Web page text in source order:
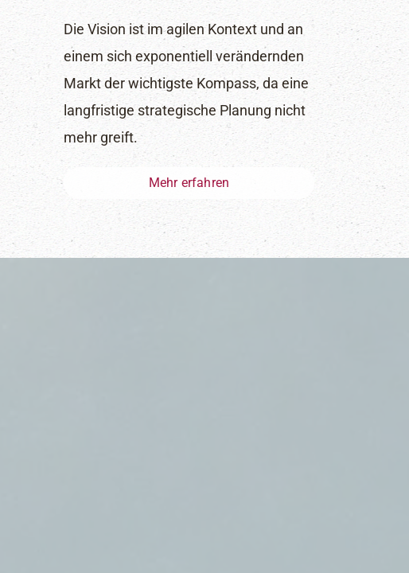
Die Vision ist im agilen Kontext und an
einem sich exponentiell verändernden
Markt der wichtigste Kompass, da eine
langfristige strategische Planung nicht
mehr greift.
Mehr erfahren